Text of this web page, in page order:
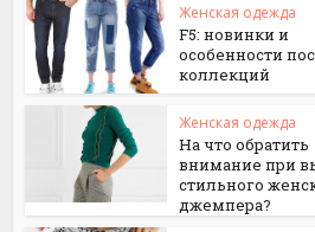
Женская одежда
F5: новинки и
особенности
коллекций
Женская одежда
На что обратить
внимание при
стильного
джемпера?